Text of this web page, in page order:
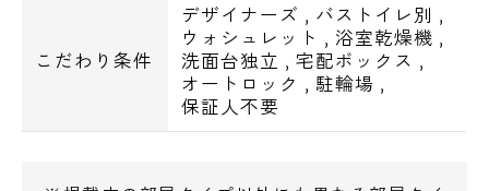
こだわり条件
デザイナーズ , バストイレ別 ,
ウォシュレット , 浴室乾燥機 ,
洗面台独立 ,宅配ボックス ,
オートロック , 駐輪場 ,
保証人不要